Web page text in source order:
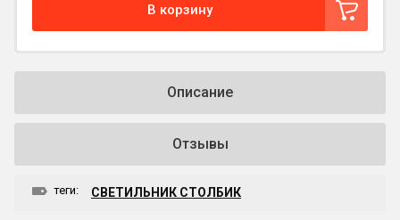
В корзину
Описание
Отзывы
теги: СВЕТИЛЬНИК СТОЛБИК